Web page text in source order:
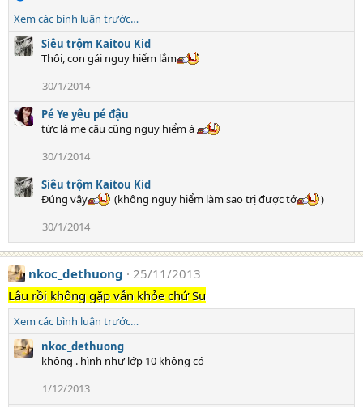
e
c
t
s
Xem các bình luận trước…
Siêu trộm Kaitou Kid
Thôi, con gái nguy hiểm lắm
30/1/2014
Pé Ye yêu pé đậu
tức là mẹ cậu cũng nguy hiểm á
30/1/2014
Siêu trộm Kaitou Kid
Đúng vậy
(không nguy hiểm làm sao trị được tớ
)
30/1/2014
nkoc_dethuong
25/11/2013
Lâu rồi không gặp vẫn khỏe chứ Su
Xem các bình luận trước…
nkoc_dethuong
không . hình như lớp 10 không có
1/12/2013